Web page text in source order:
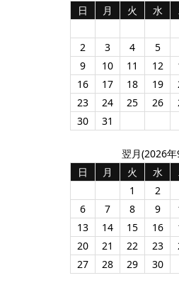
日
月 火 水
2
3 4 5
9
10 11 12
16
17 18 19
23
24 25 26
30
31
翌月(2026
日
月 火 水
1
2
6
7 8 9
13
14 15 16
20
21 22 23
27
28 29 30